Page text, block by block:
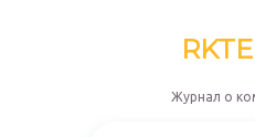
Журнал о